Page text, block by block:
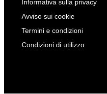
Informativa sulla privacy
Avviso sui cookie
Termini e condizioni
Condizioni di utilizzo